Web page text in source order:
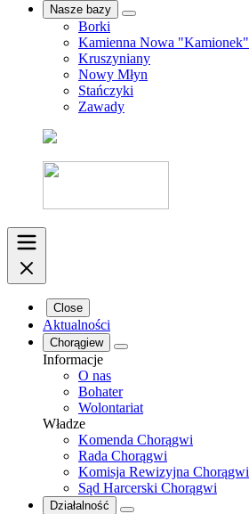
Nasze bazy
Borki
Kamienna Nowa "Kamionek"
Kruszyniany
Nowy Młyn
Stańczyki
Zawady
Close
Aktualności
Chorągiew
Informacje
O nas
Bohater
Wolontariat
Władze
Komenda Chorągwi
Rada Chorągwi
Komisja Rewizyjna Chorągwi
Sąd Harcerski Chorągwi
Działalność